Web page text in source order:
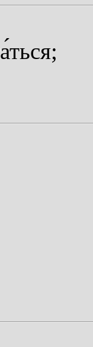
аться;